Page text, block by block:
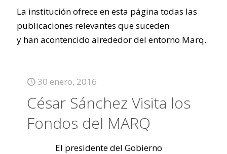
La institución ofrece en esta página todas las
publicaciones relevantes que suceden
y han acontencido alrededor del entorno Marq.
30 enero, 2016
César Sánchez Visita los
Fondos del MARQ
El presidente del Gobierno